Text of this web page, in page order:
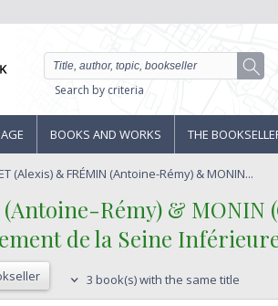
Search by criteria
BOOKS AND WORKS THE
(Alexis) & FRÉMIN (Antoine-Rémy) & MONIN...
Rémy) & MONIN
de la Seine
3 book(s) with the same title